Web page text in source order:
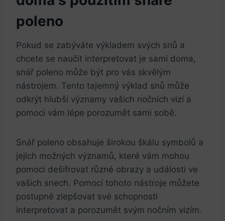
poleno
Pokud se zabýváte výkladem svých snů a
chcete se naučit interpretovat je sami doma,
snář poleno může být pro vás skvělým
nástrojem. Tento tajemný výklad snů může
odkrýt hlubší významy vašich nočních vizí a
pomoci vám lépe porozumět sami sobě.
Snář poleno obsahuje širokou škálu symbolů a
jejich možných významů, které vám mohou
pomoci dešifrovat různé obrazy a události ve
vašich snech. Pomocí tohoto nástroje můžete
postupně zlepšovat své schopnosti
interpretovat a porozumět svým nočním vizím.